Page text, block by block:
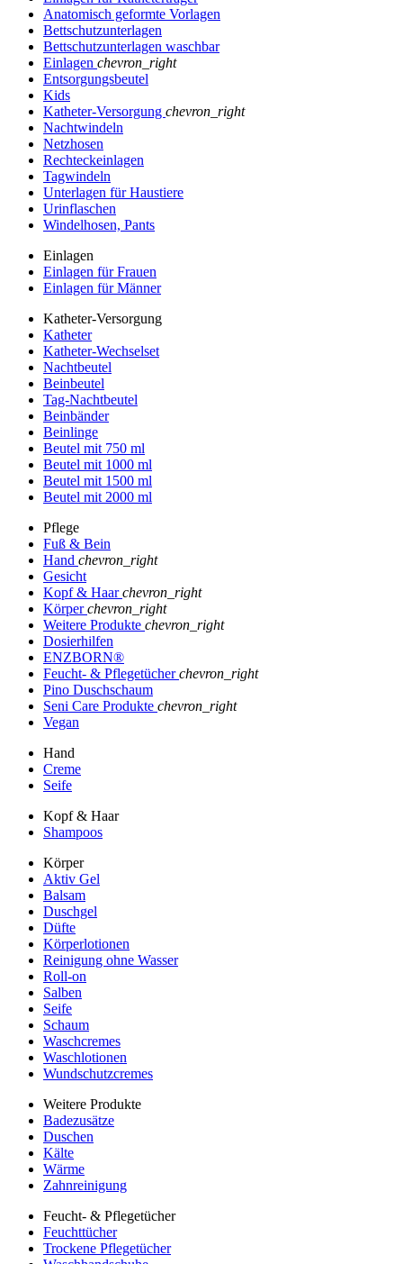
Anatomisch geformte Vorlagen
Bettschutzunterlagen
Bettschutzunterlagen waschbar
Einlagen chevron_right
Entsorgungsbeutel
Kids
Katheter-Versorgung chevron_right
Nachtwindeln
Netzhosen
Rechteckeinlagen
Tagwindeln
Unterlagen für Haustiere
Urinflaschen
Windelhosen, Pants
Einlagen
Einlagen für Frauen
Einlagen für Männer
Katheter-Versorgung
Katheter
Katheter-Wechselset
Nachtbeutel
Beinbeutel
Tag-Nachtbeutel
Beinbänder
Beinlinge
Beutel mit 750 ml
Beutel mit 1000 ml
Beutel mit 1500 ml
Beutel mit 2000 ml
Pflege
Fuß & Bein
Hand chevron_right
Gesicht
Kopf & Haarchevron_right
Körperchevron_right
Weitere Produkte chevron_right
Dosierhilfen
ENZBORN®
Feucht- & Pflegetücherchevron_right
Pino Duschschaum
Seni Care Produkte chevron_right
Vegan
Hand
Creme
Seife
Kopf & Haar
Shampoos
Körper
Aktiv Gel
Balsam
Duschgel
Düfte
Körperlotionen
Reinigung ohne Wasser
Roll-on
Salben
Seife
Schaum
Waschcremes
Waschlotionen
Wundschutzcremes
Weitere Produkte
Badezusätze
Duschen
Kälte
Wärme
Zahnreinigung
Feucht- & Pflegetücher
Feuchttücher
Trockene Pflegetücher